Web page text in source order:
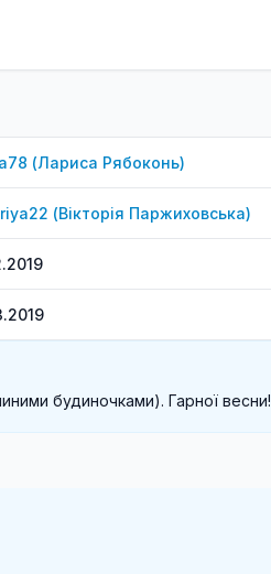
(Лариса Рябоконь)
(Вікторія Паржиховська)
будиночками). Гарної весни!